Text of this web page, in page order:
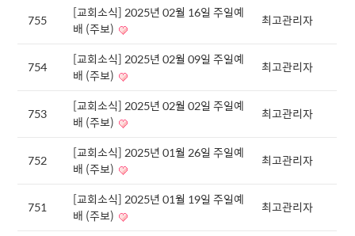
755
[교회소식] 2025년 02월 16일 주일예
배 (주보)
최고관리자
754
[교회소식] 2025년 02월 09일 주일예
배 (주보)
최고관리자
753
[교회소식] 2025년 02월 02일 주일예
배 (주보)
최고관리자
752
[교회소식] 2025년 01월 26일 주일예
배 (주보)
최고관리자
751
[교회소식] 2025년 01월 19일 주일예
배 (주보)
최고관리자